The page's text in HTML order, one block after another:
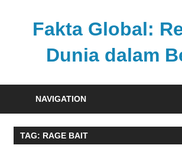
Fakta Global:
Dunia dalam
dari
berbagai
NAVIGATION
TAG: RAGE BAIT